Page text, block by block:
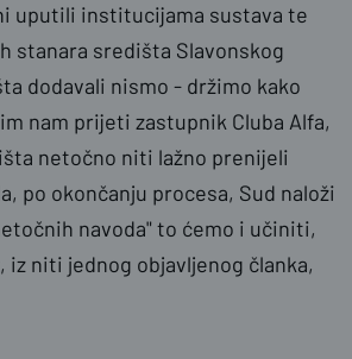
uputili institucijama sustava te
stanara središta Slavonskog
dodavali nismo - držimo kako
nam prijeti zastupnik Cluba Alfa,
netočno niti lažno prenijeli
po okončanju procesa, Sud naloži
navoda" to ćemo i učiniti,
iz niti jednog objavljenog članka,